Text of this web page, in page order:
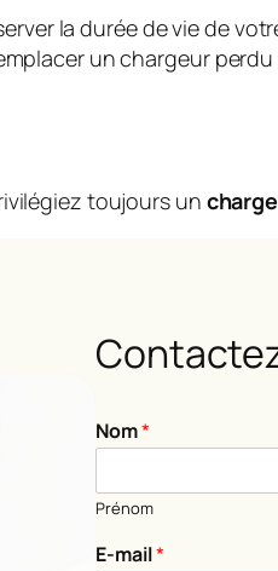
la durée de vie de
un chargeur
toujours un
Nom*
Prénom
E-mail*